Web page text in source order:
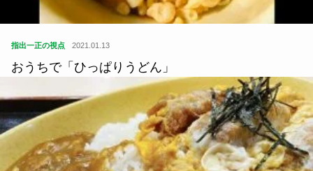
指出一正の視点 2021.01.13
おうちで「ひっぱりうどん」